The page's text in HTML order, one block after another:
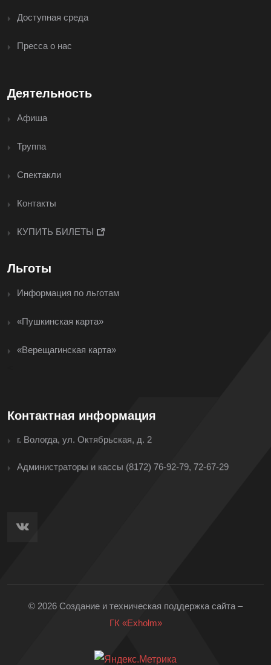
Доступная среда
Пресса о нас
Деятельность
Афиша
Труппа
Спектакли
Контакты
КУПИТЬ БИЛЕТЫ
Льготы
Информация по льготам
«Пушкинская карта»
«Верещагинская карта»
Контактная информация
г. Вологда, ул. Октябрьская, д. 2
Администраторы и кассы (8172) 76-92-79, 72-67-29
© 2026 Создание и техническая поддержка сайта –
ГК «Exholm»